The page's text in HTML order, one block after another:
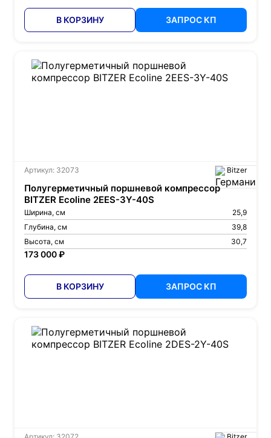
В КОРЗИНУ ЗАПРОС КП
Артикул: 32073 Bitzer
Полугерметичный поршневой компрессор
BITZER Ecoline 2EES-3Y-40S
Ширина, см
25,9
Глубина, см
39,8
Высота, см
30,7
173 000 ₽
В КОРЗИНУ ЗАПРОС КП